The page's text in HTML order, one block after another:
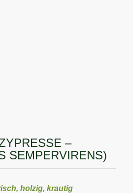
–
SEMPERVIRENS)
holzig, krautig